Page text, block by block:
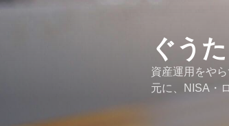
コ
ぐう
資産運用をや
元に、NISA・